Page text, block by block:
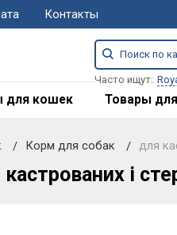
Контакты
Часто ищут:
для кошек Товары
Корм для собак для
і